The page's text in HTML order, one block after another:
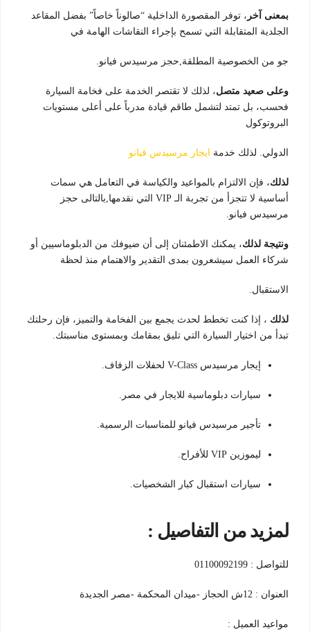
بمعنى آخر ، توفر المقصورة الداخلية “صالوناً خاصاً” بفضل المقاعد
الجلدية المتقابلة التي تسمح بإجراء النقاشات الهامة في
جو من الخصوصية المطلقة,حجز مرسيدس فيانو.
وعلى صعيد متصل، لذلك لا تقتصر الخدمة على فخامة السيارة
فحسب، بل تمتد لتشمل طاقم قيادة مدرباً على أعلى مستويات
البروتوكول
الدولي. لذلك خدمة ايجار مرسيدس فيانو
لذلك، فإن الالتزام بالمواعيد والكياسة في التعامل هي سمات
أساسية لا تتجزأ من تجربة الـ VIP التي نقدمها,بالتالى حجز
مرسيدس فيانو.
ونتيجة لذلك، يمكنك الاطمئنان إلى أن ضيوفك من الدبلوماسيين أو
شركاء العمل سيشعرون بمدى التقدير والاهتمام منذ لحظة
الاستقبال.
لذلك ، إذا كنت تخطط لحدث يجمع بين الفخامة والتميز، فإن رحلتك
تبدأ من اختيار السيارة التي تليق بمقامك وبمستوى مناسبتك.
إيجار مرسيدس V-Class لحفلات الزفاف.
سيارات دبلوماسية للايجار في مصر.
تأجير مرسيدس فيانو للمناسبات الرسمية.
ليموزين VIP للأفراح.
سيارات استقبال كبار الشخصيات.
لمزيد من التفاصيل :
للتواصل : 01100092199
العنوان : 12ش الحجاز -ميدان المحكمة -مصر الجديدة
مواعيد العميل :